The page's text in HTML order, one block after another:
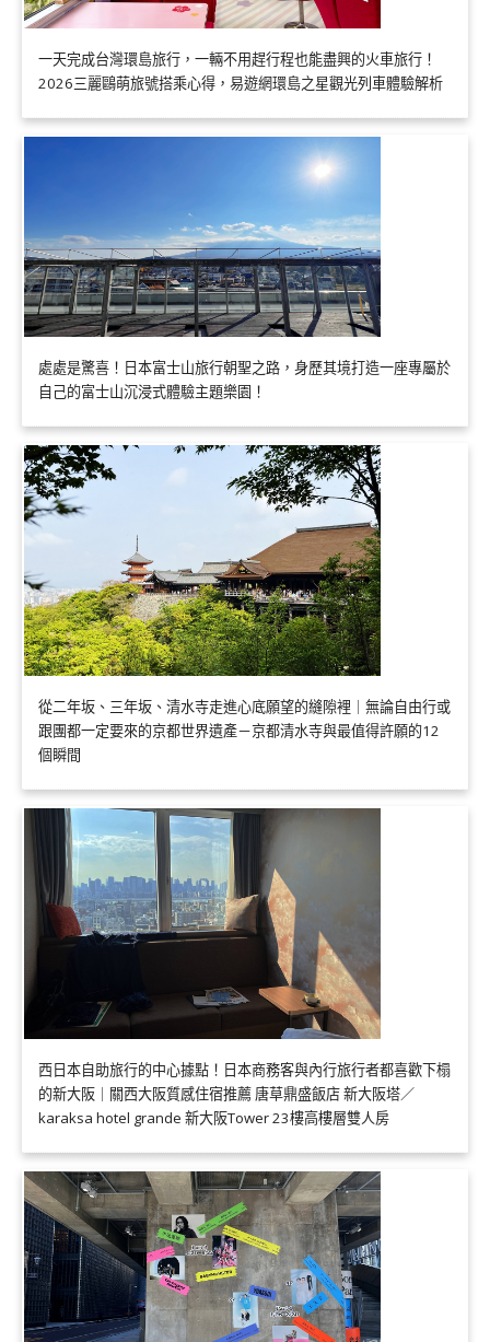
一天完成台灣環島旅行，一輛不用趕行程也能盡興的火車旅行！
2026三麗鷗萌旅號搭乘心得，易遊網環島之星觀光列車體驗解析
處處是驚喜！日本富士山旅行朝聖之路，身歷其境打造一座專屬於
自己的富士山沉浸式體驗主題樂園！
從二年坂、三年坂、清水寺走進心底願望的縫隙裡｜無論自由行或
跟團都一定要來的京都世界遺產－京都清水寺與最值得許願的12
個瞬間
西日本自助旅行的中心據點！日本商務客與內行旅行者都喜歡下榻
的新大阪｜關西大阪質感住宿推薦 唐草鼎盛飯店 新大阪塔／
karaksa hotel grande 新大阪Tower 23樓高樓層雙人房